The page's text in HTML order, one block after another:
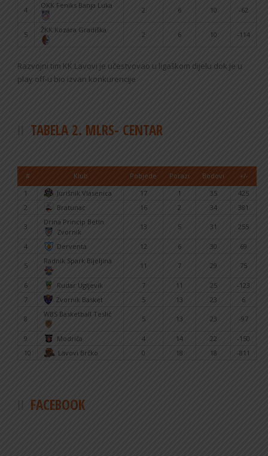
4
OKK Feniks Banja Luka
2 6 10 -62
5
ŽKK Kozara Gradiška
2 6 10 -114
Razvojni tim KK Lavovi je učestvovao u ligaškom dijelu dok je u
play off-u bio izvan konkurencije
TABELA 2. MLRS- CENTAR
# Klub Pobjede Porazi Bodovi
+/-
1
Jurišnik Vlasenica 17 1 35
425
2
Bratunac 16 2 34 381
3
Drina Princip BetIn
Zvornik
13 5 31 255
4 Derventa 12 6 30 69
5
Radnik Spark Bijeljina
11 7 29 75
6 Rudar Ugljevik 7 11 25
-123
7
Zvornik Basket 5 13 23 6
8
WBS Basketball Teslić
5 13 23 -97
9 Modriča 4 14 22
-150
10
Lavovi Brčko 0 18 18 -811
FACEBOOK